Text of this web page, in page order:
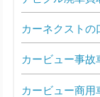
カーネクストの
カービュー事故
カービュー商用